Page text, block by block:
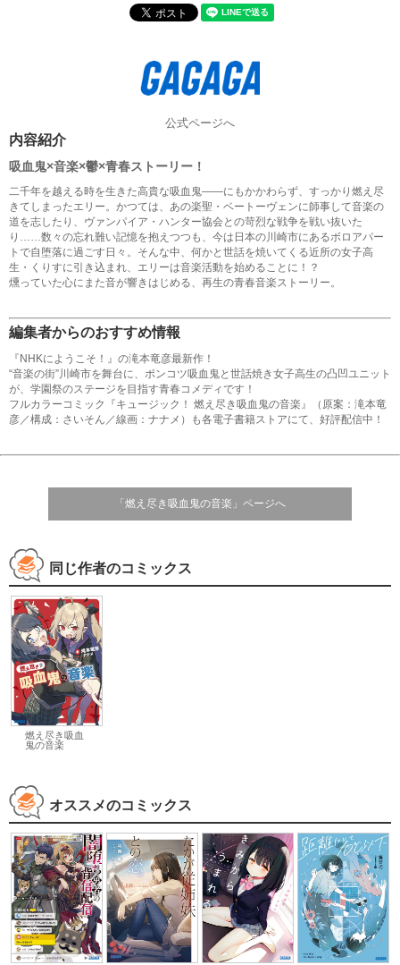
公式ページへ
内容紹介
吸血鬼×音楽×鬱×青春ストーリー！
二千年を越える時を生きた高貴な吸血鬼――にもかかわらず、すっかり燃え尽
きてしまったエリー。かつては、あの楽聖・ベートーヴェンに師事して音楽の
道を志したり、ヴァンパイア・ハンター協会との苛烈な戦争を戦い抜いた
り……数々の忘れ難い記憶を抱えつつも、今は日本の川崎市にあるボロアパー
トで自堕落に過ごす日々。そんな中、何かと世話を焼いてくる近所の女子高
生・くりすに引き込まれ、エリーは音楽活動を始めることに！？
燻っていた心にまた音が響きはじめる、再生の青春音楽ストーリー。
編集者からのおすすめ情報
『NHKにようこそ！』の滝本竜彦最新作！
“音楽の街”川崎市を舞台に、ポンコツ吸血鬼と世話焼き女子高生の凸凹ユニット
が、学園祭のステージを目指す青春コメディです！
フルカラーコミック『キュージック！ 燃え尽き吸血鬼の音楽』（原案：滝本竜
彦／構成：さいそん／線画：ナナメ）も各電子書籍ストアにて、好評配信中！
「燃え尽き吸血鬼の音楽」ページへ
同じ作者のコミックス
燃え尽き吸血
鬼の音楽
オススメのコミックス